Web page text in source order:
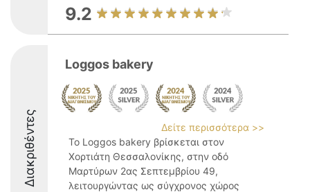
9.2
Διακριθέντες
Loggοs bakery
Δείτε περισσότερα >>
Το Loggos bakery βρίσκεται στον
Χορτιάτη Θεσσαλονίκης, στην οδό
Μαρτύρων 2ας Σεπτεμβρίου 49,
λειτουργώντας ως σύγχρονος χώρος